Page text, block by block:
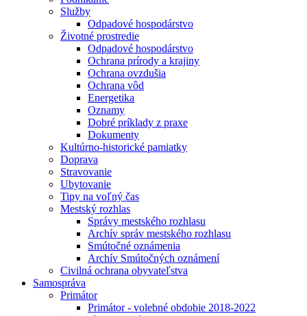
Služby
Odpadové hospodárstvo
Životné prostredie
Odpadové hospodárstvo
Ochrana prírody a krajiny
Ochrana ovzdušia
Ochrana vôd
Energetika
Oznamy
Dobré príklady z praxe
Dokumenty
Kultúrno-historické pamiatky
Doprava
Stravovanie
Ubytovanie
Tipy na voľný čas
Mestský rozhlas
Správy mestského rozhlasu
Archív správ mestského rozhlasu
Smútočné oznámenia
Archív Smútočných oznámení
Civilná ochrana obyvateľstva
Samospráva
Primátor
Primátor - volebné obdobie 2018-2022